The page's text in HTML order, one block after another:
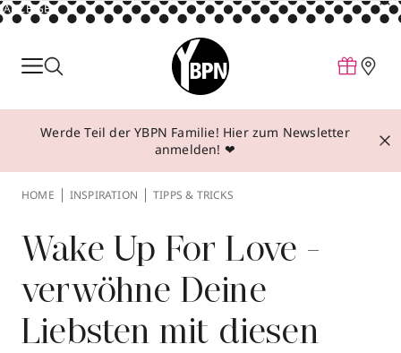
ANZEIGE
Parfum
Make-up
Behandlungen
Über YBPN
Aktionen
Storefinder
Werde Teil der YBPN Familie! Hier zum Newsletter
anmelden! ❤
HOME INSPIRATION TIPPS & TRICKS
Wake Up For Love -
verwöhne Deine
Liebsten mit diesen